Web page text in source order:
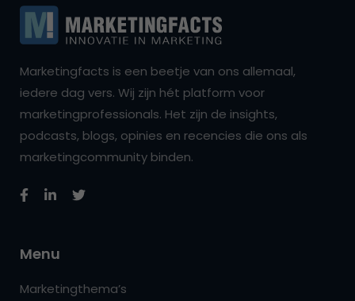
Marketingfacts is een beetje van ons allemaal,
iedere dag vers. Wij zijn hét platform voor
marketingprofessionals. Het zijn de insights,
podcasts, blogs, opinies en recencies die ons als
marketingcommunity binden.
Menu
Marketingthema’s